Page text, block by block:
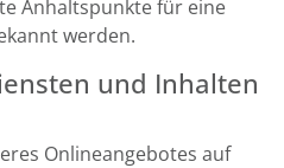
Anhaltspunkte für eine
werden.
und Inhalten
Onlineangebotes auf